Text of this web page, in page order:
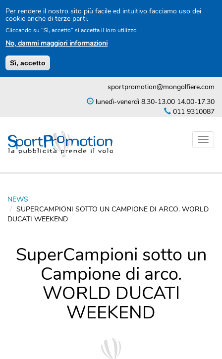
Per rendere il nostro sito più facile ed intuitivo facciamo uso dei
cookie anche di terze parti.
Cliccando su "Sì, accetto" si accetta il loro utilizzo
No, dammi maggiori informazioni
Sì, accetto
sportpromotion@mongolfiere.com
lunedì-venerdì 8.30-13.00 14.00-17.30
011 9310087
NEWS
SUPERCAMPIONI SOTTO UN CAMPIONE DI ARCO. WORLD
DUCATI WEEKEND
SuperCampioni sotto un
Campione di arco.
WORLD DUCATI
WEEKEND